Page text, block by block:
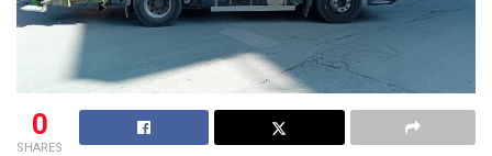
0
SHARES